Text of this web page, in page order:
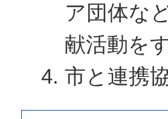
ア団体な
献活動を
市と連携